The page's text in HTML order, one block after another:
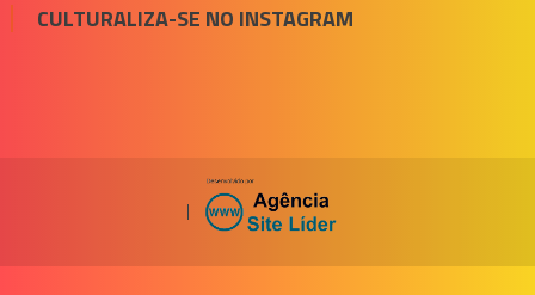
CULTURALIZA-SE NO INSTAGRAM
|